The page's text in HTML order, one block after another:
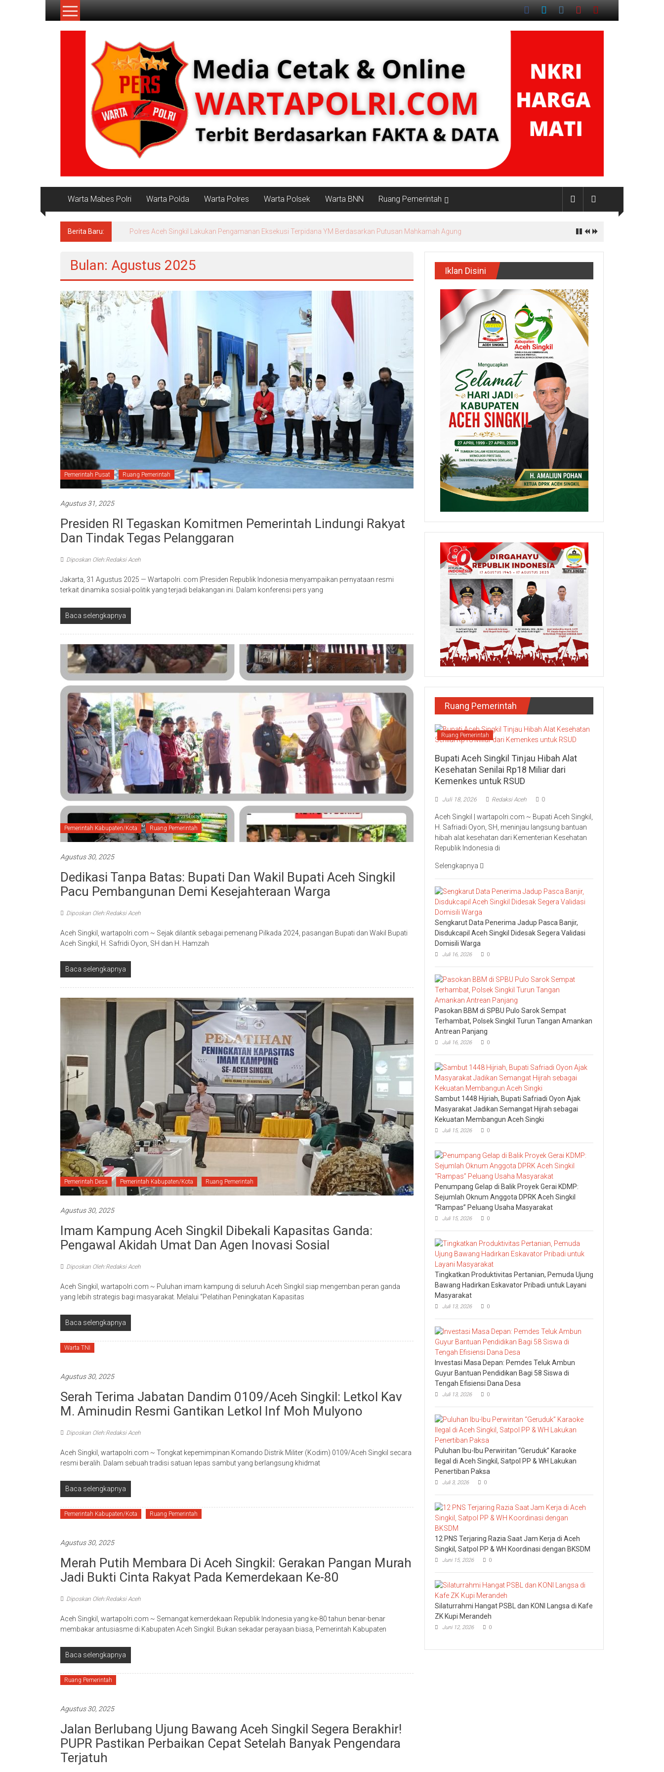
Lompat
Jurnalisme
Warta Mabes Polri Warta Polda Warta Polres Warta Polsek Warta BNN Ruang Pemerintah
Berita Baru: Pascasarjana UINSU Hadirkan Dr. Andika, Alumni Inspiratif sebagai Pemateri Teras Literasi
Bulan: Agustus 2025
Pemerintah Pusat Ruang Pemerintah
Agustus 31, 2025
Presiden RI Tegaskan Komitmen Pemerintah Lindungi Rakyat
Dan Tindak Tegas Pelanggaran
Diposkan Oleh:Redaksi Aceh
Jakarta, 31 Agustus 2025 — Wartapolri. com |Presiden Republik Indonesia menyampaikan pernyataan resmi
terkait dinamika sosial-politik yang terjadi belakangan ini. Dalam konferensi pers yang
Baca selengkapnya
Pemerintah Kabupaten/Kota Ruang Pemerintah
Agustus 30, 2025
Dedikasi Tanpa Batas: Bupati Dan Wakil Bupati Aceh Singkil
Pacu Pembangunan Demi Kesejahteraan Warga
Diposkan Oleh:Redaksi Aceh
Aceh Singkil, wartapolri.com ~ Sejak dilantik sebagai pemenang Pilkada 2024, pasangan Bupati dan Wakil Bupati
Aceh Singkil, H. Safridi Oyon, SH dan H. Hamzah
Baca selengkapnya
Pemerintah Desa Pemerintah Kabupaten/Kota Ruang Pemerintah
Agustus 30, 2025
Imam Kampung Aceh Singkil Dibekali Kapasitas Ganda:
Pengawal Akidah Umat Dan Agen Inovasi Sosial
Diposkan Oleh:Redaksi Aceh
Aceh Singkil, wartapolri.com ~ Puluhan imam kampung di seluruh Aceh Singkil siap mengemban peran ganda
yang lebih strategis bagi masyarakat. Melalui “Pelatihan Peningkatan Kapasitas
Baca selengkapnya
Warta TNI
Agustus 30, 2025
Serah Terima Jabatan Dandim 0109/Aceh Singkil: Letkol Kav
M. Aminudin Resmi Gantikan Letkol Inf Moh Mulyono
Diposkan Oleh:Redaksi Aceh
Aceh Singkil, wartapolri.com ~ Tongkat kepemimpinan Komando Distrik Militer (Kodim) 0109/Aceh Singkil secara
resmi beralih. Dalam sebuah tradisi satuan lepas sambut yang berlangsung khidmat
Baca selengkapnya
Pemerintah Kabupaten/Kota Ruang Pemerintah
Agustus 30, 2025
Merah Putih Membara Di Aceh Singkil: Gerakan Pangan Murah
Jadi Bukti Cinta Rakyat Pada Kemerdekaan Ke-80
Diposkan Oleh:Redaksi Aceh
Aceh Singkil, wartapolri.com ~ Semangat kemerdekaan Republik Indonesia yang ke-80 tahun benar-benar
membakar antusiasme di Kabupaten Aceh Singkil. Bukan sekadar perayaan biasa, Pemerintah Kabupaten
Baca selengkapnya
Ruang Pemerintah
Agustus 30, 2025
Jalan Berlubang Ujung Bawang Aceh Singkil Segera Berakhir!
PUPR Pastikan Perbaikan Cepat Setelah Banyak Pengendara
Terjatuh
Iklan Disini
Ruang Pemerintah
Ruang Pemerintah
Bupati Aceh Singkil Tinjau Hibah Alat
Kesehatan Senilai Rp18 Miliar dari
Kemenkes untuk RSUD
Juli 18, 2026 Redaksi Aceh 0
Aceh Singkil | wartapolri.com ~ Bupati Aceh Singkil,
H. Safriadi Oyon, SH, meninjau langsung bantuan
hibah alat kesehatan dari Kementerian Kesehatan
Republik Indonesia di
Selengkapnya
Sengkarut Data Penerima Jadup Pasca Banjir,
Disdukcapil Aceh Singkil Didesak Segera Validasi
Domisili Warga
Juli 16, 2026 0
Pasokan BBM di SPBU Pulo Sarok Sempat
Terhambat, Polsek Singkil Turun Tangan Amankan
Antrean Panjang
Juli 16, 2026 0
Sambut 1448 Hijriah, Bupati Safriadi Oyon Ajak
Masyarakat Jadikan Semangat Hijrah sebagai
Kekuatan Membangun Aceh Singki
Juli 15, 2026 0
Penumpang Gelap di Balik Proyek Gerai KDMP:
Sejumlah Oknum Anggota DPRK Aceh Singkil
“Rampas” Peluang Usaha Masyarakat
Juli 15, 2026 0
Tingkatkan Produktivitas Pertanian, Pemuda Ujung
Bawang Hadirkan Eskavator Pribadi untuk Layani
Masyarakat
Juli 13, 2026 0
Investasi Masa Depan: Pemdes Teluk Ambun
Guyur Bantuan Pendidikan Bagi 58 Siswa di
Tengah Efisiensi Dana Desa
Juli 13, 2026 0
Puluhan Ibu-Ibu Perwiritan “Geruduk” Karaoke
Ilegal di Aceh Singkil, Satpol PP & WH Lakukan
Penertiban Paksa
Juli 3, 2026 0
12 PNS Terjaring Razia Saat Jam Kerja di Aceh
Singkil, Satpol PP & WH Koordinasi dengan BKSDM
Juni 15, 2026 0
Silaturrahmi Hangat PSBL dan KONI Langsa di Kafe
ZK Kupi Merandeh
Juni 12, 2026 0